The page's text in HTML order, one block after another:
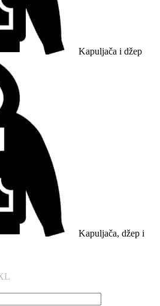
Kapuljača i džep
Kapuljača, džep i